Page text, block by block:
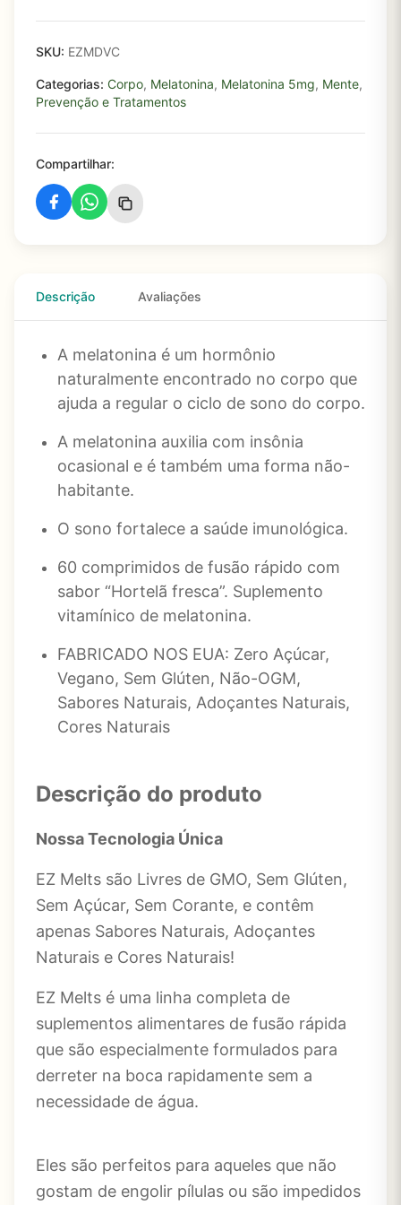
SKU: EZMDVC
Categorias: Corpo, Melatonina, Melatonina 5mg, Mente,
Prevenção e Tratamentos
Compartilhar:
Descrição Avaliações
A melatonina é um hormônio
naturalmente encontrado no corpo que
ajuda a regular o ciclo de sono do corpo.
A melatonina auxilia com insônia
ocasional e é também uma forma não-
habitante.
O sono fortalece a saúde imunológica.
60 comprimidos de fusão rápido com
sabor “Hortelã fresca”. Suplemento
vitamínico de melatonina.
FABRICADO NOS EUA: Zero Açúcar,
Vegano, Sem Glúten, Não-OGM,
Sabores Naturais, Adoçantes Naturais,
Cores Naturais
Descrição do produto
Nossa Tecnologia Única
EZ Melts são Livres de GMO, Sem Glúten,
Sem Açúcar, Sem Corante, e contêm
apenas Sabores Naturais, Adoçantes
Naturais e Cores Naturais!
EZ Melts é uma linha completa de
suplementos alimentares de fusão rápida
que são especialmente formulados para
derreter na boca rapidamente sem a
necessidade de água.
Eles são perfeitos para aqueles que não
gostam de engolir pílulas ou são impedidos